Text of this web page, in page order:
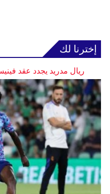
إخترنا لك
ريال مدريد يجدد عقد